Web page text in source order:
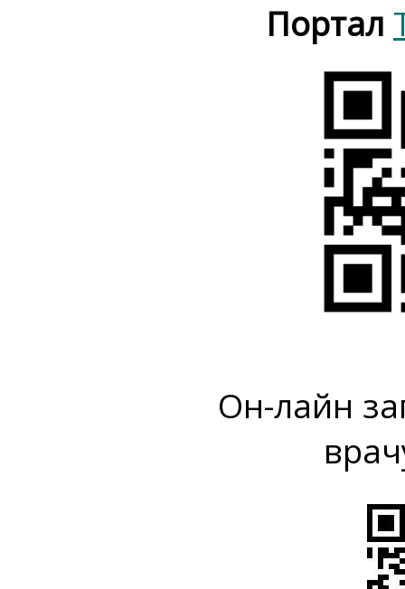
Портал
Он-лайн